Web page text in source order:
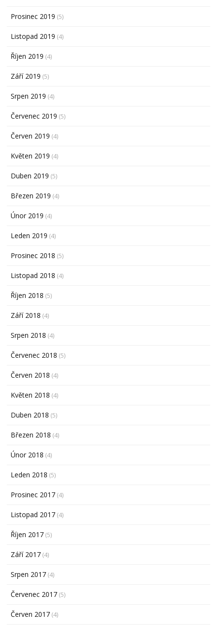
Prosinec 2019 (5)
Listopad 2019 (4)
Říjen 2019 (4)
Září 2019 (5)
Srpen 2019 (4)
Červenec 2019 (5)
Červen 2019 (4)
Květen 2019 (4)
Duben 2019 (5)
Březen 2019 (4)
Únor 2019 (4)
Leden 2019 (4)
Prosinec 2018 (5)
Listopad 2018 (4)
Říjen 2018 (5)
Září 2018 (4)
Srpen 2018 (4)
Červenec 2018 (5)
Červen 2018 (4)
Květen 2018 (4)
Duben 2018 (5)
Březen 2018 (4)
Únor 2018 (4)
Leden 2018 (5)
Prosinec 2017 (4)
Listopad 2017 (4)
Říjen 2017 (5)
Září 2017 (4)
Srpen 2017 (4)
Červenec 2017 (5)
Červen 2017 (4)